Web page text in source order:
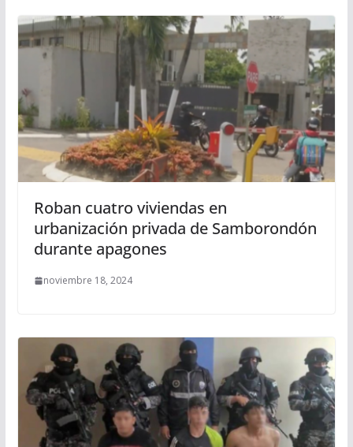
Roban cuatro viviendas en
urbanización privada de Samborondón
durante apagones
noviembre 18, 2024